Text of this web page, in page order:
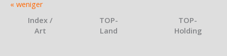
« weniger
Index /
Art
TOP-
Land
TOP-
Holding